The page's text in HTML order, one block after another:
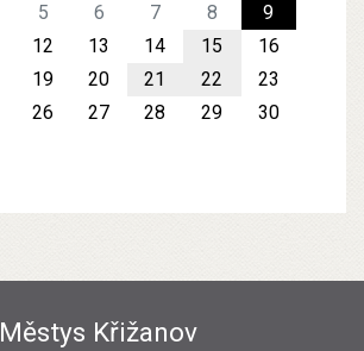
5 6 7 8
9
12 13 14 15
16
19 20 21 22
23
26 27 28 29
30
Městys Křižanov